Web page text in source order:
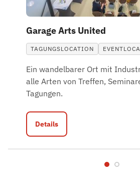
Garage Arts United
TAGUNGSLOCATION
Ein wandelbarer Ort mit
alle Arten von Treffen,
Tagungen.
Details